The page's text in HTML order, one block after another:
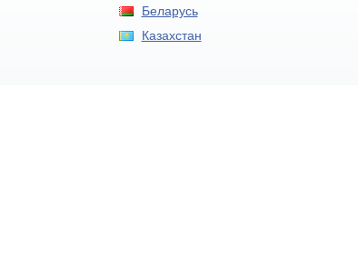
Беларусь
Казахстан